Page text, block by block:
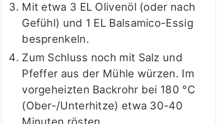
Mit etwa 3 EL Olivenöl (oder nach
Gefühl) und 1 EL Balsamico-Essig
besprenkeln.
Zum Schluss noch mit Salz und
Pfeffer aus der Mühle würzen. Im
vorgeheizten Backrohr bei 180 °C
(Ober-/Unterhitze) etwa 30-40